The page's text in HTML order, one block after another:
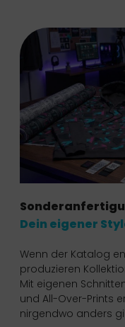
Dein eigener
Wenn der Katalog
produzieren
Mit eigenen
und All-Over-Prints
nirgendwo anders